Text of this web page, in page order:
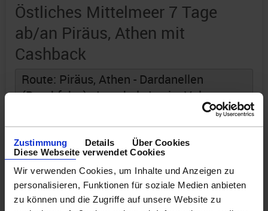
Zustimmung Details
Über Cookies
Diese Webseite verwendet Cookies
Wir verwenden Cookies, um Inhalte und Anzeigen zu
personalisieren, Funktionen für soziale Medien anbieten
zu können und die Zugriffe auf unsere Website zu
Östliches Mittelmeer 7 Tage
ab/an Piräus, Athen mit
Cashback
Route: Piräus, Athen - Dardanellen
(Durchfahrt) - Istanbul - Izmir - Volos -
an Bord der »Costa Pacifica«